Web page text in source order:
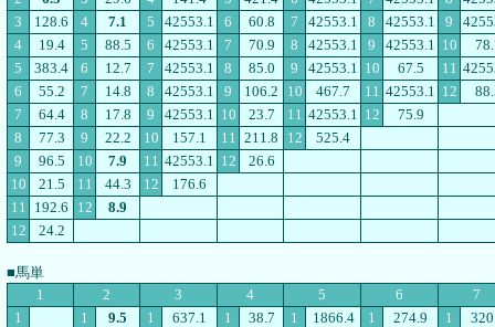
3
128.6 4 7.1 5 42553.1 6 60.8 7 42553.1 8 42553.1 9
4
19.4 5 88.5 6 42553.1 7 70.9 8 42553.1 9 42553.1 10
5
383.4 6 12.7 7 42553.1 8 85.0 9 42553.1 10 67.5 11
6
55.2 7 14.8 8 42553.1 9 106.2 10 467.7 11 42553.1 12
7
64.4 8 17.8 9 42553.1 10 23.7 11 42553.1 12
75.9
8
77.3 9 22.2 10 157.1 11 211.8 12
525.4
9
96.5 10 7.9 11 42553.1 12
26.6
10
21.5 11 44.3 12
176.6
11 192.6 12
8.9
12
24.2
■馬単
1
2 3 4 5 6
7
1
1 9.5 1 637.1 1 38.7 1 1866.4 1 274.9 1